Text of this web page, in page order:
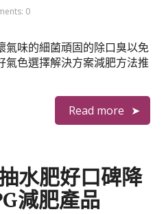
0
味的細菌頑固的除口臭以免
氣色選擇解決方案減肥方法推
Read more
水肥好口碑降
減肥產品